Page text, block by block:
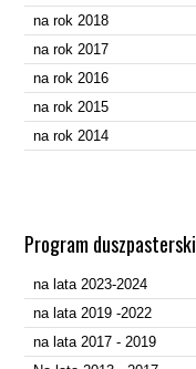
na rok 2018
na rok 2017
na rok 2016
na rok 2015
na rok 2014
Program duszpasterski
na lata 2023-2024
na lata 2019 -2022
na lata 2017 - 2019